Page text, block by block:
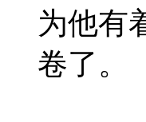
为他有
卷了。